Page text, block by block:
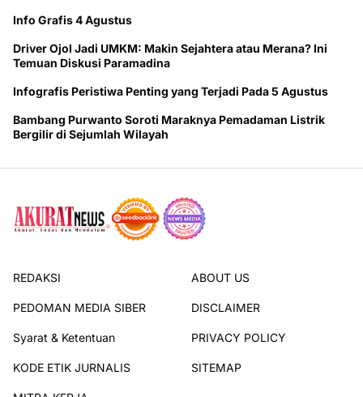
Info Grafis 4 Agustus
Driver Ojol Jadi UMKM: Makin Sejahtera atau Merana? Ini
Temuan Diskusi Paramadina
Infografis Peristiwa Penting yang Terjadi Pada 5 Agustus
Bambang Purwanto Soroti Maraknya Pemadaman Listrik
Bergilir di Sejumlah Wilayah
REDAKSI ABOUT US
PEDOMAN MEDIA SIBER DISCLAIMER
Syarat & Ketentuan PRIVACY POLICY
KODE ETIK JURNALIS SITEMAP